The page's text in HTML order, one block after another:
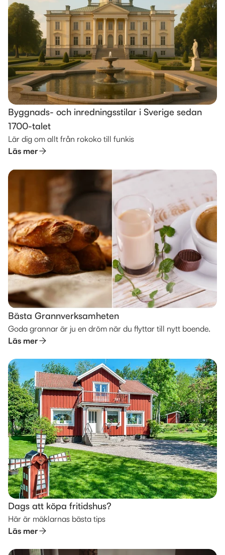
Byggnads- och inredningsstilar i Sverige sedan
1700-talet
Lär dig om allt från rokoko till funkis
Läs mer
Bästa Grannverksamheten
Goda grannar är ju en dröm när du flyttar till nytt boende.
Läs mer
Dags att köpa fritidshus?
Här är mäklarnas bästa tips
Läs mer